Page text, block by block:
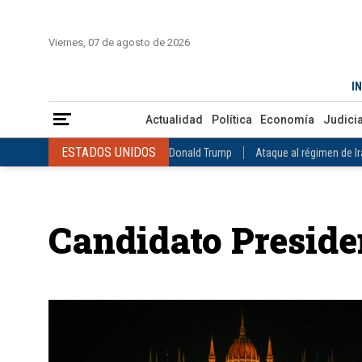
Viernes, 07 de agosto de 2026
Actualidad Política Economía Judicial
ESTADOS UNIDOS Donald Trump Ataque al régimen de
VENEZUELA Juicio contra Maduro Terremoto en
ESTADOS UNIDOS
INTERNACIONAL Raúl Castro José Luis Rodríguez Zapatero
COLOMBIA Elecciones Presidenciales en Colombia Gustavo
Candidato